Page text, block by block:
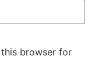
this browser for